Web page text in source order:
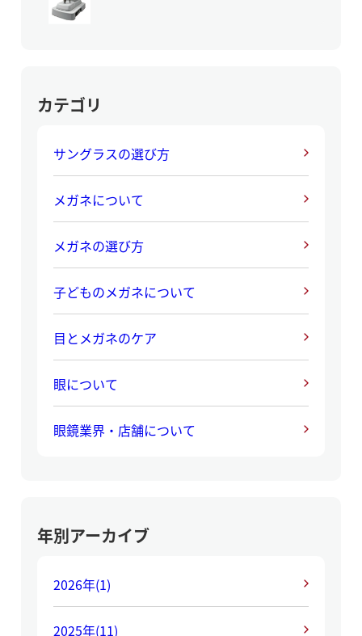
カテゴリ
サングラスの選び方
メガネについて
メガネの選び方
子どものメガネについて
目とメガネのケア
眼について
眼鏡業界・店舗について
年別アーカイブ
2026年(1)
2025年(11)